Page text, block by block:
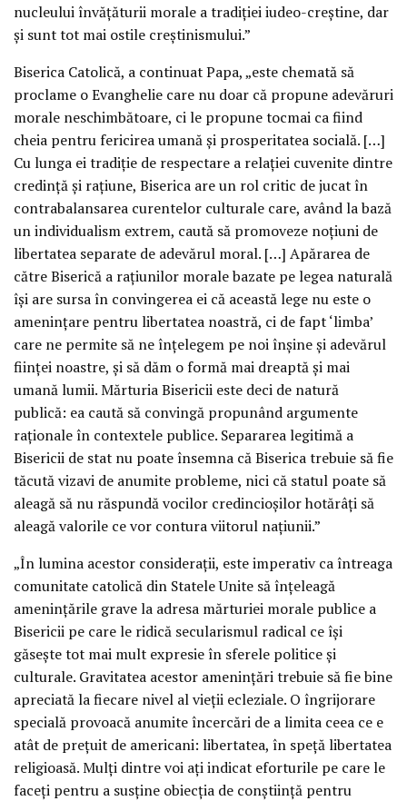
nucleului învăţăturii morale a tradiţiei iudeo-creştine, dar
şi sunt tot mai ostile creştinismului.”
Biserica Catolică, a continuat Papa, „este chemată să
proclame o Evanghelie care nu doar că propune adevăruri
morale neschimbătoare, ci le propune tocmai ca fiind
cheia pentru fericirea umană şi prosperitatea socială. […]
Cu lunga ei tradiţie de respectare a relaţiei cuvenite dintre
credinţă şi raţiune, Biserica are un rol critic de jucat în
contrabalansarea curentelor culturale care, având la bază
un individualism extrem, caută să promoveze noţiuni de
libertatea separate de adevărul moral. […] Apărarea de
către Biserică a raţiunilor morale bazate pe legea naturală
îşi are sursa în convingerea ei că această lege nu este o
ameninţare pentru libertatea noastră, ci de fapt ‘limba’
care ne permite să ne înţelegem pe noi înşine şi adevărul
fiinţei noastre, şi să dăm o formă mai dreaptă şi mai
umană lumii. Mărturia Bisericii este deci de natură
publică: ea caută să convingă propunând argumente
raţionale în contextele publice. Separarea legitimă a
Bisericii de stat nu poate însemna că Biserica trebuie să fie
tăcută vizavi de anumite probleme, nici că statul poate să
aleagă să nu răspundă vocilor credincioşilor hotărâţi să
aleagă valorile ce vor contura viitorul naţiunii.”
„În lumina acestor consideraţii, este imperativ ca întreaga
comunitate catolică din Statele Unite să înţeleagă
ameninţările grave la adresa mărturiei morale publice a
Bisericii pe care le ridică secularismul radical ce îşi
găseşte tot mai mult expresie în sferele politice şi
culturale. Gravitatea acestor ameninţări trebuie să fie bine
apreciată la fiecare nivel al vieţii ecleziale. O îngrijorare
specială provoacă anumite încercări de a limita ceea ce e
atât de preţuit de americani: libertatea, în speţă libertatea
religioasă. Mulţi dintre voi aţi indicat eforturile pe care le
faceţi pentru a susţine obiecţia de conştiinţă pentru